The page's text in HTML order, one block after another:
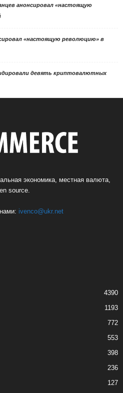
анонсировал «настоящую
«настоящую революцию» в
девять криптовалютных
экономика, местная валюта,
source.
ivenco@ukr.net
4390
1193
772
553
398
236
127